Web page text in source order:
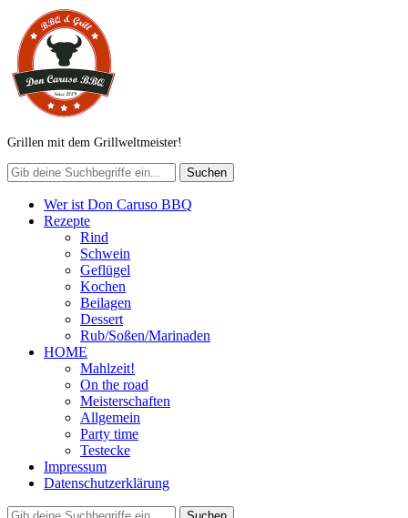
Grillen mit dem Grillweltmeister!
Wer ist Don Caruso BBQ
Rezepte
Rind
Schwein
Geflügel
Kochen
Beilagen
Dessert
Rub/Soßen/Marinaden
HOME
Mahlzeit!
On the road
Meisterschaften
Allgemein
Party time
Testecke
Impressum
Datenschutzerklärung